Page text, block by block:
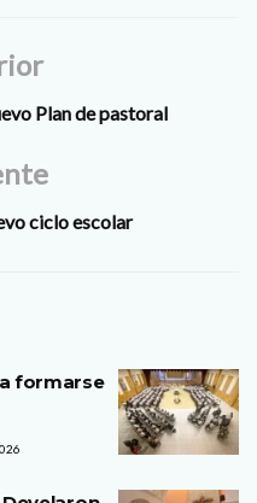
Plan de pastoral
ciclo escolar
formarse